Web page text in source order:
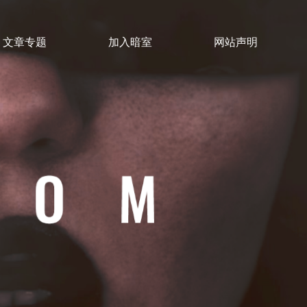
文章专题 加入暗室 网站声明